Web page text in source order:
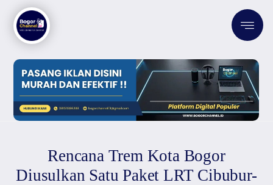
Rencana Trem Kota Bogor
Diusulkan Satu Paket LRT Cibubur-